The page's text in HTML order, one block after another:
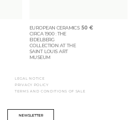
NEWSLETTER
EUROPEAN CERAMICS
CIRCA 1900 : THE
EIDELBERG
COLLECTION AT THE
SAINT LOUIS ART
MUSEUM
50 €
LEGAL NOTICE
PRIVACY POLICY
TERMS AND CONDITIONS OF SALE